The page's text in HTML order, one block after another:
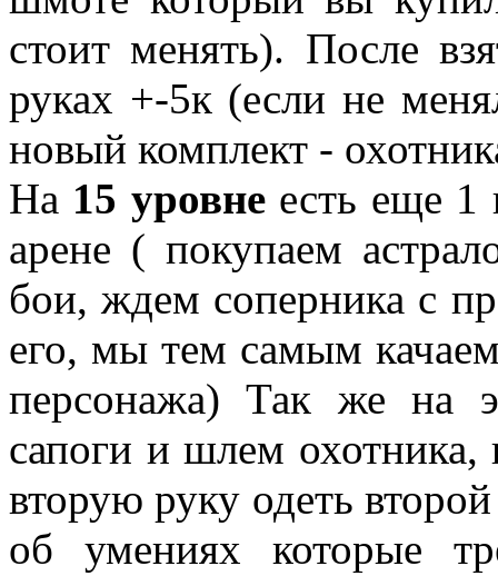
стоит менять). После
руках +-5к (если не
новый комплект -
На 15 уровнеесть еще 1
арене ( покупаем
бои, ждем соперника с
его, мы тем самым
персонажа) Так же на
сапоги и шлем
вторую руку одеть
об умениях которые